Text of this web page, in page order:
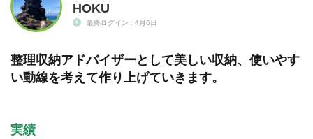
HOKU
最終ログイン : 4月6日
整理収納アドバイザーとして美しい収納、使いやす
い動線を考えて作り上げていきます。
実績